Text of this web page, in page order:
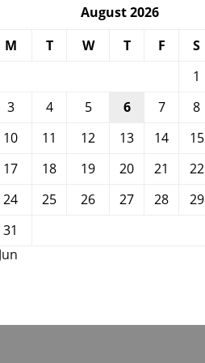
August 2026
M
T W T F S
1
3
4 5 6 7 8
10
11 12 13 14 15
17
18 19 20 21 22
24
25 26 27 28 29
31